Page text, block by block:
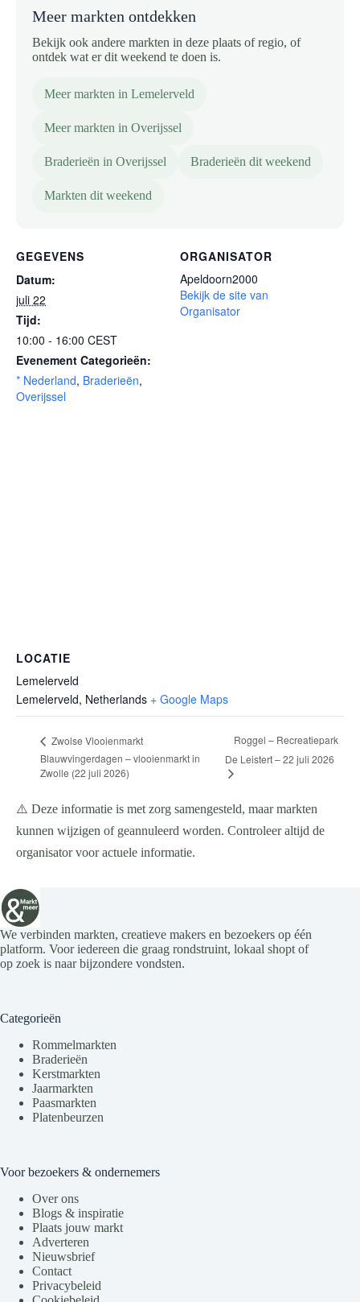
Meer markten ontdekken
Bekijk ook andere markten in deze plaats of regio, of
ontdek wat er dit weekend te doen is.
Meer markten in Lemelerveld
Meer markten in Overijssel
Braderieën in Overijssel Braderieën dit weekend
Markten dit weekend
GEGEVENS
Datum:
juli 22
Tijd:
10:00 - 16:00 CEST
Evenement Categorieën:
* Nederland, Braderieën,
Overijssel
ORGANISATOR
Apeldoorn2000
Bekijk de site van
Organisator
LOCATIE
Lemelerveld
Lemelerveld, Netherlands + Google Maps
Zwolse Vlooienmarkt
Blauwvingerdagen – vlooienmarkt in
Zwolle (22 juli 2026)
Roggel – Recreatiepark
De Leistert – 22 juli 2026
⚠️ Deze informatie is met zorg samengesteld, maar markten
kunnen wijzigen of geannuleerd worden. Controleer altijd de
organisator voor actuele informatie.
We verbinden markten, creatieve makers en bezoekers op één
platform. Voor iedereen die graag rondstruint, lokaal shopt of
op zoek is naar bijzondere vondsten.
Categorieën
Rommelmarkten
Braderieën
Kerstmarkten
Jaarmarkten
Paasmarkten
Platenbeurzen
Voor bezoekers & ondernemers
Over ons
Blogs & inspiratie
Plaats jouw markt
Adverteren
Nieuwsbrief
Contact
Privacybeleid